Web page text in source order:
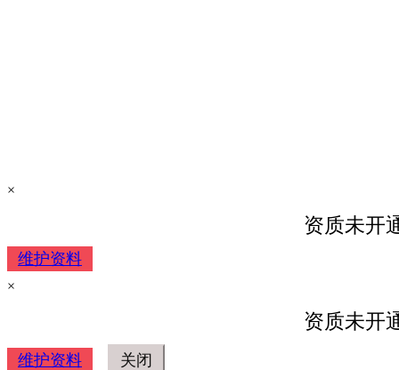
×
资质未开
维护资料
×
资质未开
维护资料